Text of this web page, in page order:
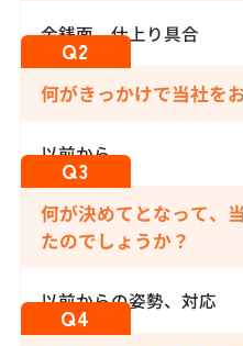
金銭面、仕上り具合
何がきっかけで当社を
以前から。
何が決めてとなって、
たのでしょうか？
以前からの姿勢、対応